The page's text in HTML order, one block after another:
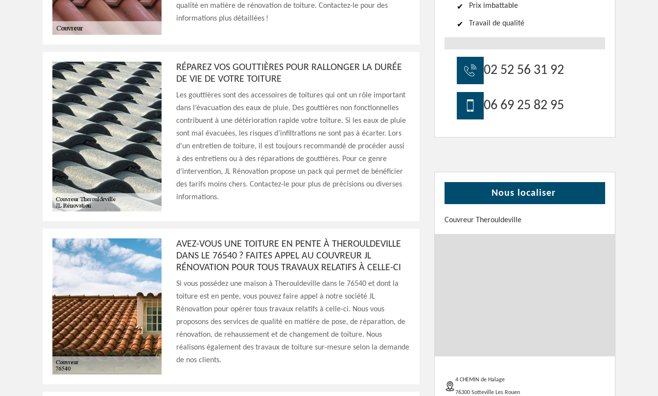
qualité en matière de rénovation de toiture. Contactez-le pour des
informations plus détaillées !
RÉPAREZ VOS GOUTTIÈRES POUR RALLONGER LA DURÉE
DE VIE DE VOTRE TOITURE
Les gouttières sont des accessoires de toitures qui ont un rôle important
dans l’évacuation des eaux de pluie. Des gouttières non fonctionnelles
contribuent à une détérioration rapide votre toiture. Si les eaux de pluie
sont mal évacuées, les risques d’infiltrations ne sont pas à écarter. Lors
d’un entretien de toiture, il est toujours recommandé de procéder aussi
à des entretiens ou à des réparations de gouttières. Pour ce genre
d’intervention, JL Rénovation propose un pack qui permet de bénéficier
des tarifs moins chers. Contactez-le pour plus de précisions ou diverses
informations.
AVEZ-VOUS UNE TOITURE EN PENTE À THEROULDEVILLE
DANS LE 76540 ? FAITES APPEL AU COUVREUR JL
RÉNOVATION POUR TOUS TRAVAUX RELATIFS À CELLE-CI
Si vous possédez une maison à Therouldeville dans le 76540 et dont la
toiture est en pente, vous pouvez faire appel à notre société JL
Rénovation pour opérer tous travaux relatifs à celle-ci. Nous vous
proposons des services de qualité en matière de pose, de réparation, de
rénovation, de rehaussement et de changement de toiture. Nous
réalisons également des travaux de toiture sur-mesure selon la demande
de nos clients.
Prix imbattable
Travail de qualité
02 52 56 31 92
06 69 25 82 95
Nous localiser
Couvreur Therouldeville
4 CHEMIN de Halage
76300 Sotteville Les Rouen